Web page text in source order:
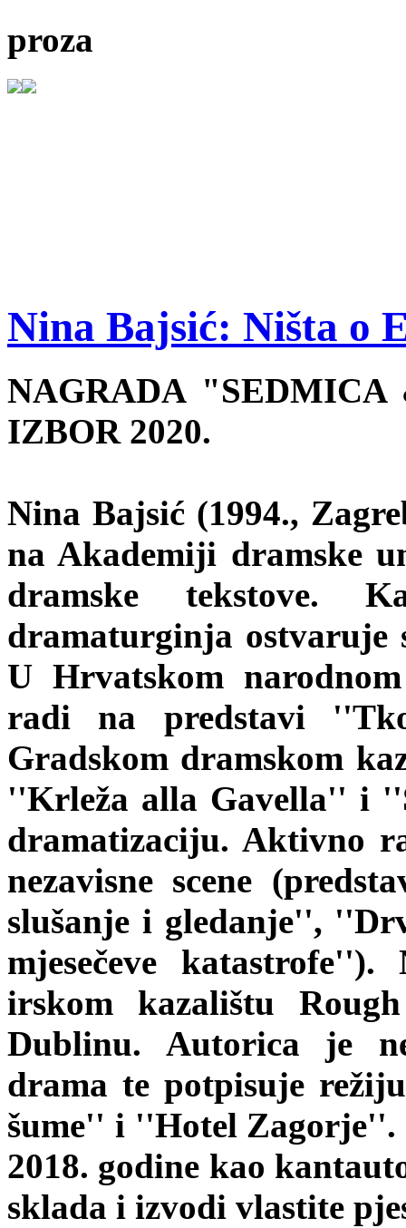
proza
Nina Bajsić: Ništa o
NAGRADA
IZBOR 2020.
Nina Bajsić (1994.,
na Akademiji dramske
dramske tekstove.
dramaturginja ostvaruje
U Hrvatskom
radi na predstavi
Gradskom dramskom
''Krleža alla Gavella'' i
dramatizaciju. Aktivno
nezavisne scene
slušanje i gledanje'',
mjesečeve
irskom kazalištu
Dublinu. Autorica je
drama te potpisuje
šume'' i ''Hotel Zagorje''.
2018. godine kao
sklada i izvodi vlastite